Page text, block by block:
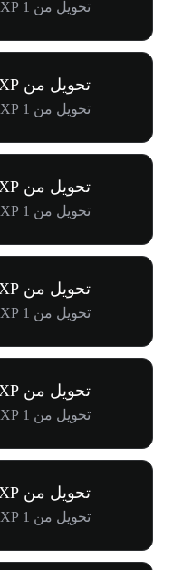
تحويل من 1 XP إلى $0.0228
تحويل من XP إلى IDR
تحويل من 1 XP إلى Rp288.00
تحويل من XP إلى EUR
تحويل من 1 XP إلى €0.0139
تحويل من XP إلى CAD
تحويل من 1 XP إلى C$0.0225
تحويل من XP إلى INR
تحويل من 1 XP إلى ₹1.54
تحويل من XP إلى JPY
تحويل من 1 XP إلى 円2.54